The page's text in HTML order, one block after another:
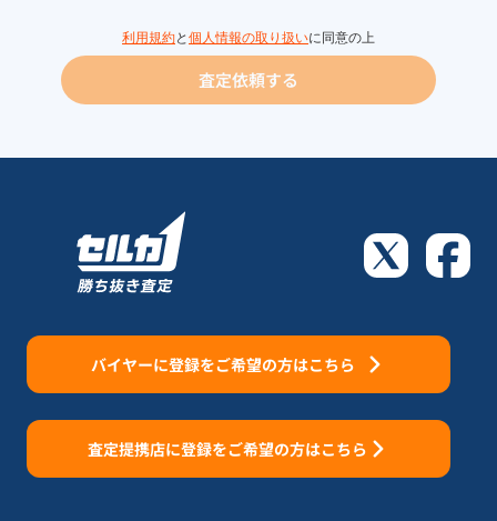
利用規約と 個人情報の取り扱いに同意の上
査定依頼する
バイヤーに登録をご希望の方はこちら
査定提携店に登録をご希望の方はこちら